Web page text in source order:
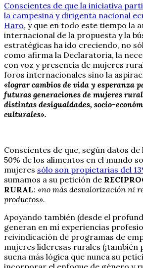
Conscientes de que la iniciativa
la campesina y dirigenta nacional
Haro, y que en todo este tiempo la
internacional de la propuesta y la
estratégicas ha ido creciendo, no
como afirma la Declaratoria, la
con voz y presencia de mujeres
foros internacionales sino la
«lograr cambios de vida y esperanza
futuras generaciones de mujeres
distintas desigualdades, socio-
culturales».
Conscientes de que, según datos de
50% de los alimentos en el mundo
mujeres sólo son propietarias del
sumamos a su petición de
RURAL: «no más desvalorización ni
productos».
Apoyando también (desde el
generan en mí experiencias
reivindicación de programas de
mujeres lideresas rurales (¡también
suena más lógica que nunca su